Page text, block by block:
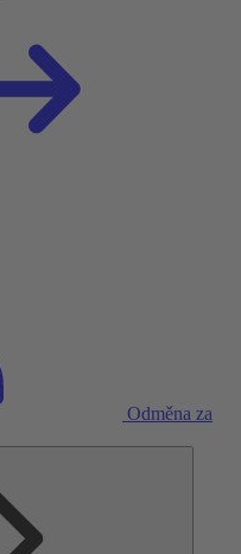
Odměna za